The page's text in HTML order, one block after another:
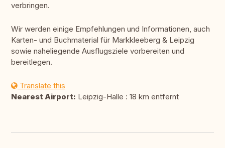
verbringen.
Wir werden einige Empfehlungen und Informationen, auch
Karten- und Buchmaterial für Markkleeberg & Leipzig
sowie naheliegende Ausflugsziele vorbereiten und
bereitlegen.
Translate this
Nearest Airport: Leipzig-Halle : 18 km entfernt